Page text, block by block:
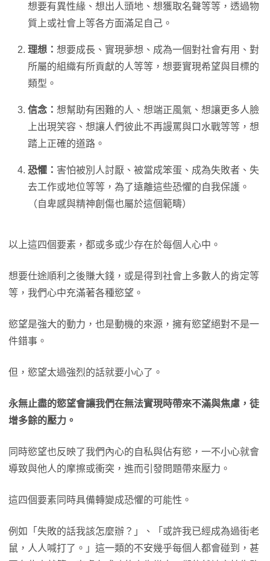
想要有異性緣、想出人頭地、想獲取名聲等等，透過物
質上或社會上等各方面滿足自己。
理想： 想要成長、實現夢想、成為一個對社會有用、對
所屬的組織有所貢獻的人等等，想要實現希望與目標的
類型。
信念： 想幫助有困難的人、想端正風氣、想讓更多人臉
上出現笑容、想讓人們彼此不再謾罵與口水戰等等，想
踏上正確的道路。
恐懼： 害怕被別人討厭、被當成笨蛋、成為失敗者、失
去工作或地位等等，為了遠離這些恐懼的自我保護。
（自卑感與精神創傷也屬於這個範疇）
以上這四個要素，都或多或少存在於每個人心中。
想要仕途順利之後賺大錢，或是得到社會上多數人的肯定等
等，我們心中充滿著各種慾望。
慾望是強大的動力，也是動機的來源，擁有慾望絕對不是一
件錯事。
但，慾望太過強烈的話就要小心了。
永無止盡的慾望會讓我們在無法實現時帶來不滿與焦慮，徒
增多餘的壓力。
同時慾望也反映了我們內心的自私與佔有慾，一不小心就會
導致與他人的摩擦或衝突，進而引發問題帶來壓力。
這四個要素同時具備轉變成恐懼的可能性。
例如「失敗的話我該怎麼辦？」、「或許我已經成為過街老
鼠，人人喊打了。」這一類的不安幾乎每個人都會碰到，甚